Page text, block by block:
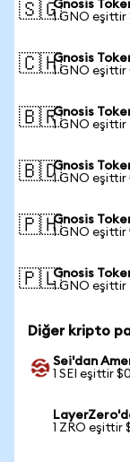
🇸🇬Gnosis
1 GNO eşittir
🇨🇭Gnosis
1 GNO eşittir
🇧🇷Gnosis
1 GNO
🇧🇩Gnosis
1 GNO eşittir
🇵🇭Gnosis
1 GNO eşittir
🇵🇱Gnosis
1 GNO eşittir
Diğer kripto
Sei'dan
1 SEI eşittir
1 ZRO eşittir